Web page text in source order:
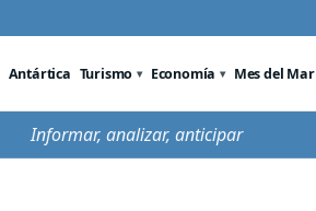
Antártica Turismo Economía Mes del Mar
Informar, analizar, anticipar